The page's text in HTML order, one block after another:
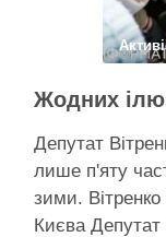
Депутат
лише п'яту
зими. Вітренко
Києва Депутат